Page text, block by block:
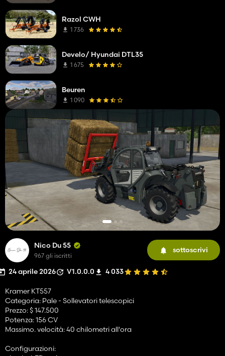
Nico Du 55
967 gli iscritti
sottoscrivi
24 aprile 2026 V1.0.0.0 4 033
Kramer KT557
Categoria: Pale - Sollevatori telescopici
Prezzo: $ 147.500
Potenza: 156 CV
Massimo. velocità: 40 chilometri all'ora
Configurazioni:
Razol CWH
1 736
Develo/ Hyundai DTL35
1 675
Beuren
1 090